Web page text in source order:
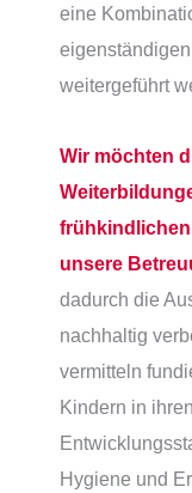
eine
weitergeführt
Wir möchten
unsere
dadurch die
nachhaltig
vermitteln
Kindern in
Hygiene und